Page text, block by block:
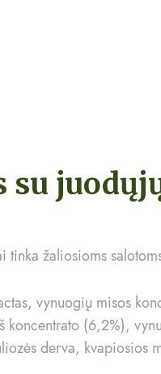
su
žaliosioms
vynuogių misos
(6,2%),
derva, kvapiosios